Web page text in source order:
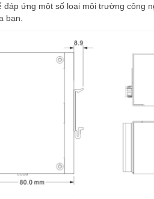
ứng một số loại môi trường công
bạn.